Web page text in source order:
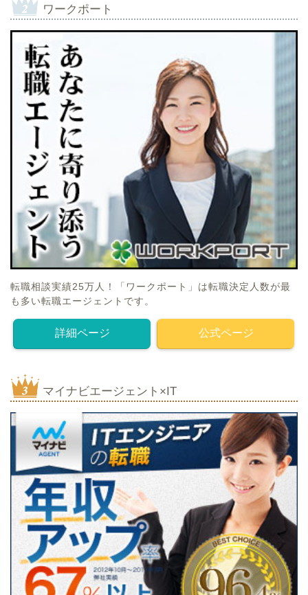
ワークポート
転職相談実績25万人！「ワークポート」は転職決定人数が最
も多い転職エージェントです。
詳細ページ 公式ページ
マイナビエージェント×IT